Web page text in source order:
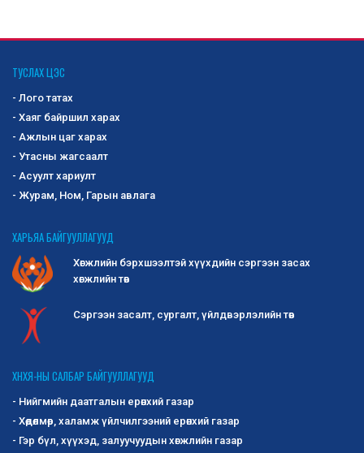
ТУСЛАХ ЦЭС
- Лого татах
- Хаяг байршил харах
- Ажлын цаг харах
- Утасны жагсаалт
- Асуулт хариулт
- Журам, Ном, Гарын авлага
ХАРЬЯА БАЙГУУЛЛАГУУД
Хөгжлийн бэрхшээлтэй хүүхдийн сэргээн засах
хөгжлийн төв
Сэргээн засалт, сургалт, үйлдвэрлэлийн төв
ХНХЯ-НЫ САЛБАР БАЙГУУЛЛАГУУД
- Нийгмийн даатгалын ерөнхий газар
- Хөдөлмөр, халамж үйлчилгээний ерөнхий газар
- Гэр бүл, хүүхэд, залуучуудын хөгжлийн газар